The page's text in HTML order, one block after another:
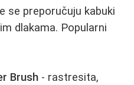
se preporučuju kabuki
dlakama. Popularni
Brush - rastresita,